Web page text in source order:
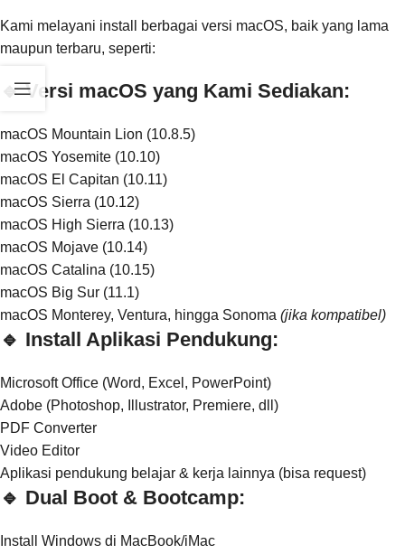
Kami melayani install berbagai versi macOS, baik yang lama
maupun terbaru, seperti:
🔹 Versi macOS yang Kami Sediakan:
macOS Mountain Lion (10.8.5)
macOS Yosemite (10.10)
macOS El Capitan (10.11)
macOS Sierra (10.12)
macOS High Sierra (10.13)
macOS Mojave (10.14)
macOS Catalina (10.15)
macOS Big Sur (11.1)
macOS Monterey, Ventura, hingga Sonoma (jika kompatibel)
🔹 Install Aplikasi Pendukung:
Microsoft Office (Word, Excel, PowerPoint)
Adobe (Photoshop, Illustrator, Premiere, dll)
PDF Converter
Video Editor
Aplikasi pendukung belajar & kerja lainnya (bisa request)
🔹 Dual Boot & Bootcamp:
Install Windows di MacBook/iMac